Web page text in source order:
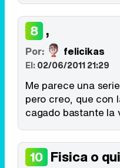
8 ,
Por: felicikas
El:02/06/2011 21:29
Me parece una
pero creo, que con
cagado bastante la
10 Fisica o